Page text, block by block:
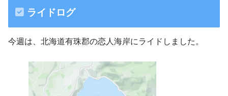
ライドログ
今週は、北海道有珠郡の恋人海岸にライドしました。